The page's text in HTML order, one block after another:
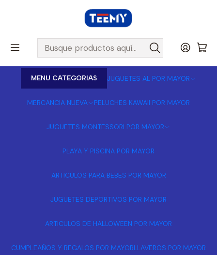
MENU CATEGORIAS JUGUETES AL POR MAYOR
MERCANCIA NUEVA PELUCHES KAWAII POR MAYOR
JUGUETES MONTESSORI POR MAYOR
PLAYA Y PISCINA POR MAYOR
ARTICULOS PARA BEBES POR MAYOR
JUGUETES DEPORTIVOS POR MAYOR
ARTICULOS DE HALLOWEEN POR MAYOR
CUMPLEAÑOS Y REGALOS POR MAYORLLAVEROS POR MAYOR